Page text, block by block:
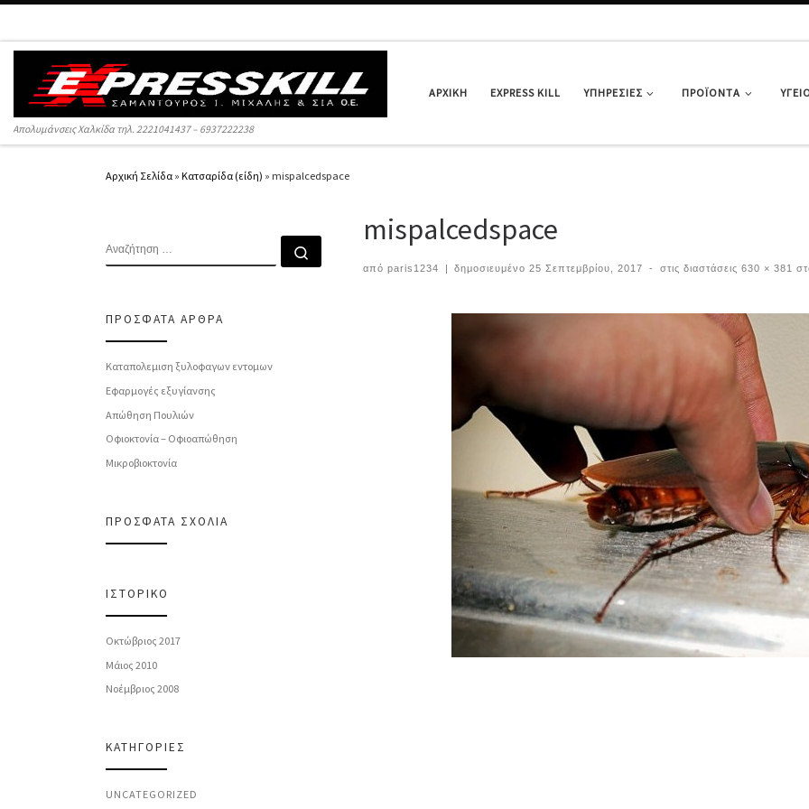
Απολυμάνσεις Χαλκίδα τηλ. 2221041437 – 6937222238
ΑΡΧΙΚΉ EXPRESS KILL ΥΠΗΡΕΣΊΕΣ ΠΡΟΪΌΝΤΑ
Αρχική Σελίδα » Κατσαρίδα (είδη) » mispalcedspace
mispalcedspace
από paris1234 δημοσιευμένο25 Σεπτεμβρίου, 2017 - στις διαστάσεις 630 × 381
Περιήγηση εικόνων
ΑΝΑΖΉΤΗΣΗ
ΠΡΌΣΦΑΤΑ ΆΡΘΡΑ
Καταπολεμιση ξυλοφαγων εντομων
Εφαρμογές εξυγίανσης
Απώθηση Πουλιών
Οφιοκτονία – Οφιοαπώθηση
Μικροβιοκτονία
ΠΡΌΣΦΑΤΑ ΣΧΌΛΙΑ
ΙΣΤΟΡΙΚΌ
Οκτώβριος 2017
Μάιος 2010
Νοέμβριος 2008
KΑΤΗΓΟΡΊΕΣ
UNCATEGORIZED